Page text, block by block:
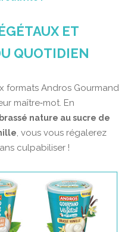
ET
QUOTIDIEN
formats Andros Gourmand
maître‑mot. En
nature au sucre de
, vous vous régalerez
culpabiliser !